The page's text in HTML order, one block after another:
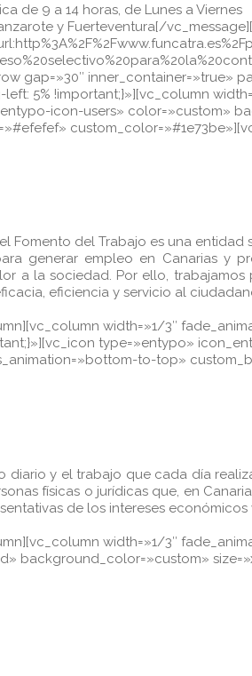
de 9 a 14 horas, de Lunes a Viernes
y Fuerteventura[/
gap=»30″ inner_container=»true»
5% !important;}»][vc_column
icon-users» color=»custom»
Fomento del Trabajo es una
generar empleo en Canarias y
a la sociedad. Por ello,
eficiencia y servicio al
width=»1/3″
type=»entypo»
to-top»
diario y el trabajo que cada día
físicas o jurídicas que, en
de los intereses
width=»1/3″
background_color=»custom»